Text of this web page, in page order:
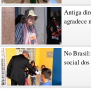
Antiga
agradece
No
social